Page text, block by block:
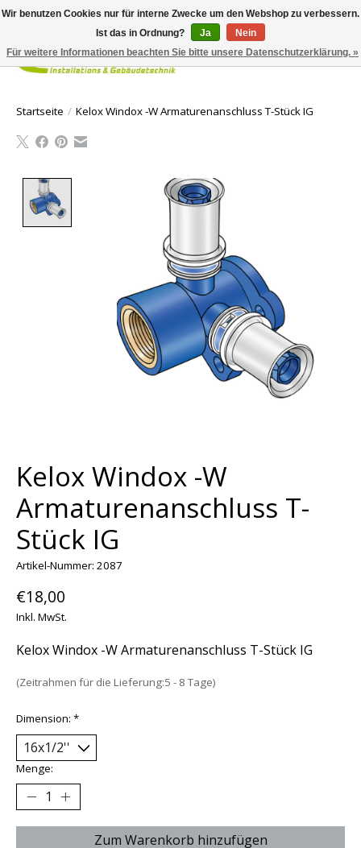
Ihr
Startseite / Kelox Windox -W Armaturenanschluss T-Stück IG
Product image slideshow Items
Kelox Windox -W
Armaturenanschluss T-
Stück IG
Artikel-Nummer: 2087
€18,00
Inkl. MwSt.
Kelox Windox -W Armaturenanschluss T-Stück IG
(Zeitrahmen für die Lieferung:5 - 8 Tage)
Dimension: *
Menge:
Zum Warenkorb hinzufügen
Wir benutzen Cookies nur für interne Zwecke um den Webshop zu verbessern.
Ist das in Ordnung?
Ja
Nein
Für weitere Informationen beachten Sie bitte unsere Datenschutzerklärung. »